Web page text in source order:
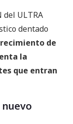
del ULTRA
dentado
de
la
que entran